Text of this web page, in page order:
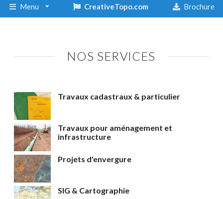
Menu CreativeTopo.com Brochure
NOS SERVICES
Travaux cadastraux & particulier
Travaux pour aménagement et
infrastructure
Projets d'envergure
SIG & Cartographie